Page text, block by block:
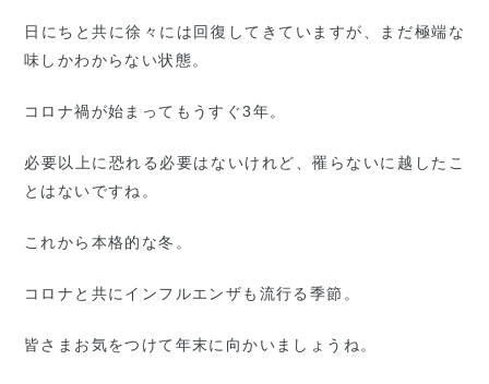
日にちと共に徐々には回復してきていますが、まだ極端な
味しかわからない状態。
コロナ禍が始まってもうすぐ3年。
必要以上に恐れる必要はないけれど、罹らないに越したこ
とはないですね。
これから本格的な冬。
コロナと共にインフルエンザも流行る季節。
皆さまお気をつけて年末に向かいましょうね。